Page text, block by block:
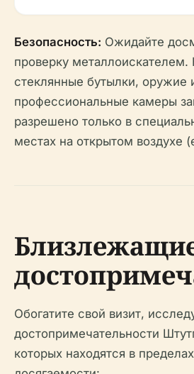
Безопасность: Ожидайте
проверку
стеклянные бутылки, оружие
профессиональные камеры
разрешено только в
местах на открытом воздухе
Обогатите свой визит,
достопримечательности
которых находятся в